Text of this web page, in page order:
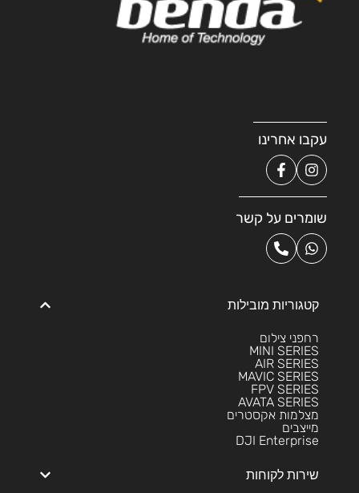
עקבו אחרינו
שומרים על קשר
קטגוריות מובילות
רחפני צילום
MINI SERIES
AIR SERIES
MAVIC SERIES
FPV SERIES
AVATA SERIES
מצלמות אקסטרים
מייצבים
DJI Enterprise
שירות לקוחות